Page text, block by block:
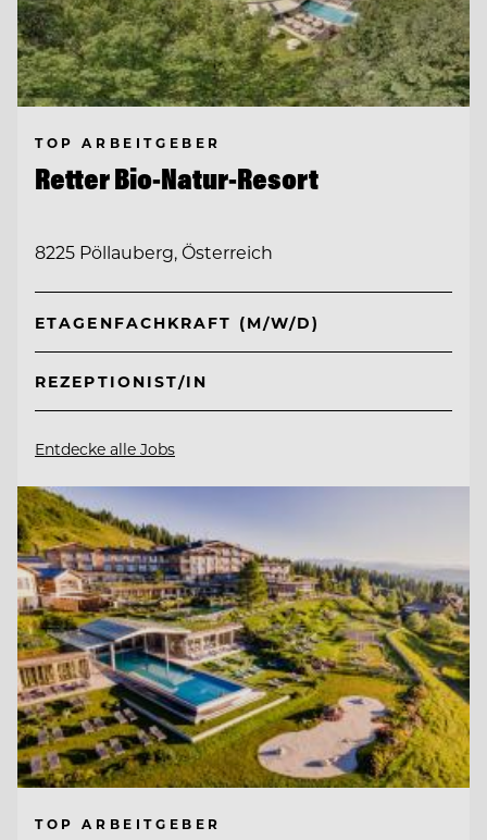
TOP ARBEITGEBER
Retter Bio-Natur-Resort
8225 Pöllauberg, Österreich
ETAGENFACHKRAFT (M/W/D)
REZEPTIONIST/IN
Entdecke alle Jobs
TOP ARBEITGEBER